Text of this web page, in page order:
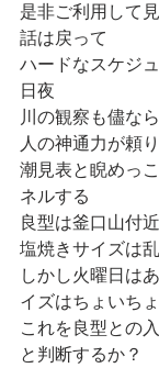
是非ご利用して
話は戻って
ハードなスケジ
日夜
川の観察も儘な
人の神通力が頼
潮見表と睨めっ
ネルする
良型は釜口山付
塩焼きサイズは
しかし火曜日は
イズはちょいち
これを良型との
と判断するか？